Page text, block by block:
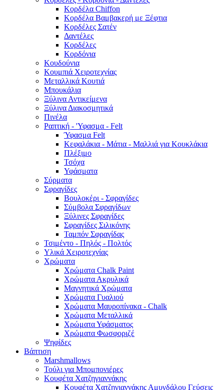
Κορδέλα Chiffon
Κορδέλα Βαμβακερή με Ξέφτια
Κορδέλες Σατέν
Δαντέλες
Κορδέλες
Κορδόνια
Κουδούνια
Κουμπιά Χειροτεχνίας
Μεταλλικά Κουτιά
Μπουκάλια
Ξύλινα Αντικείμενα
Ξύλινα Διακοσμητικά
Πινέλα
Ραπτική - 'Υφασμα - Felt
Ύφασμα Felt
Κεφαλάκια - Μάτια - Μαλλιά για Κουκλάκια
Πλέξιμο
Τσόχα
Υφάσματα
Σύρματα
Σφραγίδες
Βουλοκέρι - Σφραγίδες
Σύμβολα Σφραγίδων
Ξύλινες Σφραγίδες
Σφραγίδες Σιλικόνης
Ταμπόν Σφραγίδας
Τσιμέντο - Πηλός - Πολτός
Υλικά Χειροτεχνίας
Χρώματα
Χρώματα Chalk Paint
Χρώματα Ακρυλικά
Μαγνητικά Χρώματα
Χρώματα Γυαλιού
Χρώματα Μαυροπίνακα - Chalk
Χρώματα Μεταλλικά
Χρώματα Υφάσματος
Χρώματα Φωσφοριζέ
Ψηφίδες
Βάπτιση
Marshmallows
Τούλι για Μπομπονιέρες
Κουφέτα Χατζηγιαννάκης
Κουφέτα Χατζηγιαννάκης Αμυγδάλου Γεύσεις